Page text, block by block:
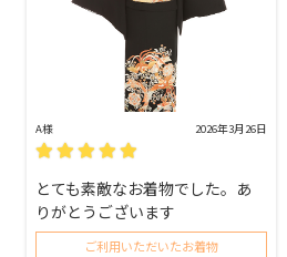
A様 2026年3月26日
とても素敵なお着物でした。あ
りがとうございます
ご利用いただいたお着物